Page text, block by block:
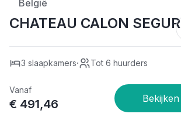
België
CHATEAU CALON SEGUR
3 slaapkamers· Tot 6 huurders
Vanaf
€ 491,46